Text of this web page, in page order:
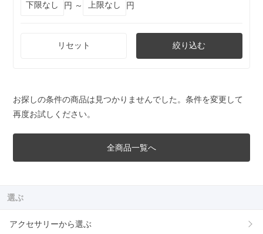
円 ～
円
リセット 絞り込む
お探しの条件の商品は見つかりませんでした。条件を変更して
再度お試しください。
全商品一覧へ
選ぶ
アクセサリーから選ぶ